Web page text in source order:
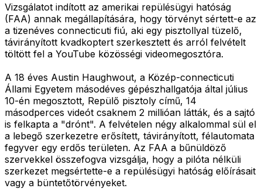
Vizsgálatot indított az amerikai repülésügyi hatóság
(FAA) annak megállapítására, hogy törvényt sértett-e az
a tizenéves connecticuti fiú, aki egy pisztollyal tüzelő,
távirányított kvadkoptert szerkesztett és arról felvételt
töltött fel a YouTube közösségi videomegosztóra.
A 18 éves Austin Haughwout, a Közép-connecticuti
Állami Egyetem másodéves gépészhallgatója által július
10-én megosztott, Repülő pisztoly című, 14
másodperces videót csaknem 2 millióan látták, és a sajtó
is felkapta a "drónt". A felvételen négy alkalommal sül el
a lebegő szerkezetre erősített, távirányított, félautomata
fegyver egy erdős területen. Az FAA a bűnüldöző
szervekkel összefogva vizsgálja, hogy a pilóta nélküli
szerkezet megsértette-e a repülésügyi hatóság előírásait
vagy a büntetőtörvényeket.